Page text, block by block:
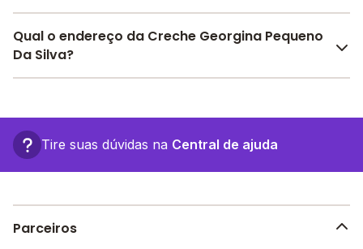
Refeitório, Pátio Descoberto, Banda larga, Internet,
entre outras estruturas.
Pesquise bolsas disponíveis no Melhor Escola e
encontre o melhor desconto para você.
Qual o endereço da Creche Georgina Pequeno
Da Silva?
djalma dutra, SN - Ingá - PB.
Tire suas dúvidas na Central de ajuda
Parceiros